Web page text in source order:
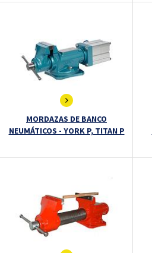
MORDAZAS DE BANCO
NEUMÁTICOS - YORK P, TITAN P